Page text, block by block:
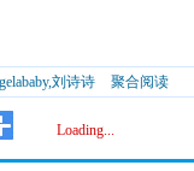
刘诗诗 聚合阅读
Loading...